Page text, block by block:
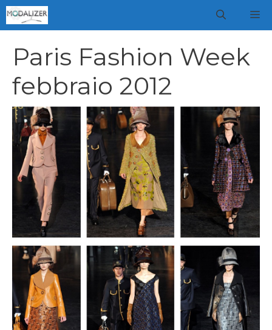
Vai
al
Paris Fashion Week
febbraio 2012